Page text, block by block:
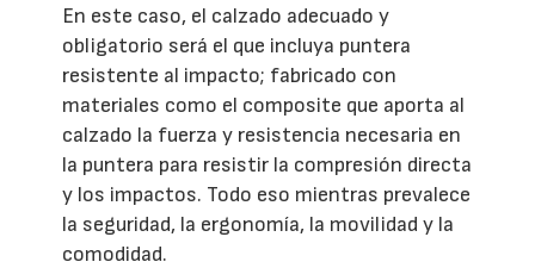
En este caso, el calzado adecuado y
obligatorio será el que incluya puntera
resistente al impacto; fabricado con
materiales como el composite que aporta al
calzado la fuerza y resistencia necesaria en
la puntera para resistir la compresión directa
y los impactos. Todo eso mientras prevalece
la seguridad, la ergonomía, la movilidad y la
comodidad.